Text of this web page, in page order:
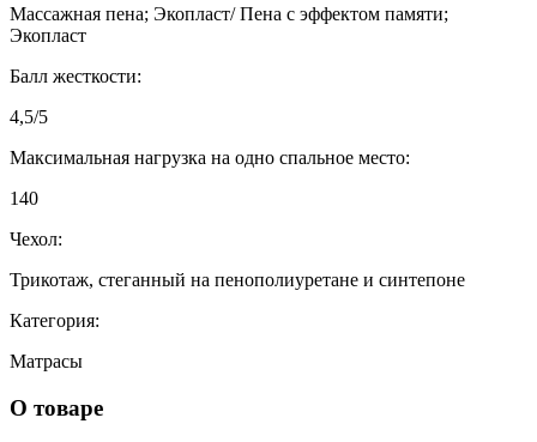
Массажная пена; Экопласт/ Пена с эффектом памяти;
Экопласт
Балл жесткости:
4,5/5
Максимальная нагрузка на одно спальное место:
140
Чехол:
Трикотаж, стеганный на пенополиуретане и синтепоне
Категория:
Матрасы
О товаре